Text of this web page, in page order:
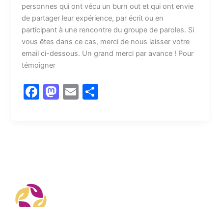
personnes qui ont vécu un burn out et qui ont envie
de partager leur expérience, par écrit ou en
participant à une rencontre du groupe de paroles. Si
vous êtes dans ce cas, merci de nous laisser votre
email ci-dessous. Un grand merci par avance ! Pour
témoigner
F
a
o
k
M
a
E
m